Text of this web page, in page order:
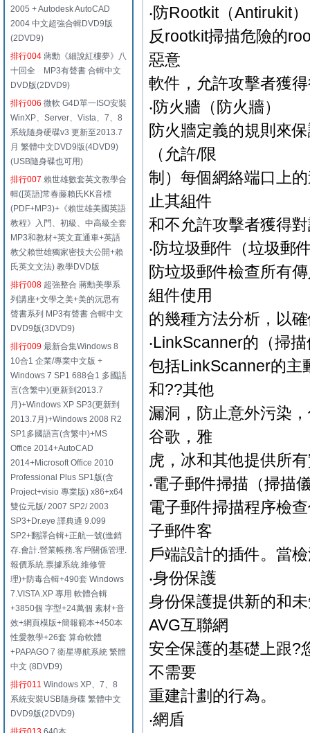
2005 + Autodesk AutoCAD
2004 中文超強合輯DVD9版
(2DVD9)
排行004 蔣勳《細說紅樓夢》八
十回全 MP3有聲書 合輯中文
DVD版(2DVD9)
排行006 微軟 G4D單一ISO安裝
WinXP、Server、Vista、7、8
系統隨身硬碟v3 更新至2013.7
月 繁體中文DVD9版(4DVD9)
(USB隨身碟也可用)
排行007 賴世雄數套英文教學合
輯([英語]常春藤賴氏KK音標
(PDF+MP3)+《賴世雄美國英語
教程》入門、初級、中高級全套
MP3和教材+英文直通車+英語
教父賴世雄獨家密技大公開+賴
氏英文文法) 教學DVD版
排行008 超強整合 蔣勳美學系
列講座+文學之美+美的沉思有
聲書系列 MP3有聲書 合輯中文
DVD9版(3DVD9)
排行009 最新合集Windows 8
10合1 企業/專業中文版 +
Windows 7 SP1 688合1 多國語
言(含繁中)(更新到2013.7
月)+Windows XP SP3(更新到
2013.7月)+Windows 2008 R2
SP1多國語言(含繁中)+MS
Office 2014+AutoCAD
2014+Microsoft Office 2010
Professional Plus SP1版(含
Project+visio 專業版) x86+x64
雙位元版/ 2007 SP2/ 2003
SP3+Dr.eye 譯典通 9.099
SP2+翻譯合輯+正航一號(進銷
存.會計.營業帳務.客戶關係管理.
報價系統.票據系統.維修管
理)+防毒合輯+490套 Windows
7.VISTA.XP 專用 軟體合輯
+3850個 字型+24萬個 素材+音
效+網頁模版+簡報範本+450本
性愛教學+26套 算命軟體
+PAPAGO 7 衛星導航系統 繁體
中文 (8DVD9)
排行011 Windows XP、7、8
系統安裝USB隨身碟 繁體中文
DVD9版(2DVD9)
‧防Rootkit（Antirukit）
反rootkit掃描危險的
惡意
軟件，允許攻擊者獲
‧防火牆（防火牆）
防火牆定義的規則來
（允許/限
制）每個網絡端口上
止其組件
和不允許攻擊者獲得
‧防垃圾郵件（垃圾郵
防垃圾郵件檢查所有
組件使用
的幾種方法分析，以
‧LinkScanner的（掃
包括LinkScanner的主
和??其他
漏洞，防止意外污染
谷歌，雅
虎，冰和其他提供所
‧電子郵件掃描（掃描
電子郵件掃描程序檢
子郵件客
戶端設計的插件。當
‧身份保護
身份保護提供新的和
AVG互聯網
安全保護的基礎上跟?
不需要
重建計劃的行為。
‧網盾